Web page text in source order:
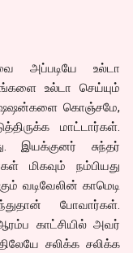
அப்படியே உல்டா
உல்டா செய்யும்
கொஞ்சமே,
மாட்டார்கள்.
இயக்குனர் சுந்தர்
மிகவும் நம்பியது
வடிவேலின் காமெடி
போவார்கள்.
காட்சியில் அவர்
சலிக்க சலிக்க